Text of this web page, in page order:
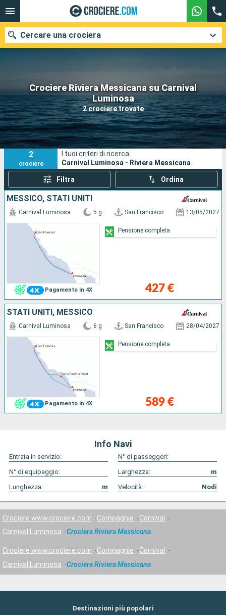
Crociere Riviera Messicana su Carnival
Luminosa
2 crociere trovate
Cercare una crociera
Le nostre destinazioni
Mesi di partenza
Porti Compagnie
Ricerca
2
crociere
I tuoi criteri di ricerca:
Carnival Luminosa - Riviera Messicana
Filtra Ordina
MESSICO, STATI UNITI
Pagamento in 4X
Carnival Luminosa 5 g San Francisco 13/05/2027
427 €
Pensione completa
STATI UNITI, MESSICO
Pagamento in 4X
Carnival Luminosa 6 g San Francisco 28/04/2027
589 €
Pensione completa
Info Navi
Entrata in servizio:
N° di passeggeri:
N° di equipaggio:
Larghezza:
m
Lunghezza:
m Velocità: Nodi
Crociere www.crociere.com Compagnie
Carnival
Carnival Luminosa
Crociere Riviera Messicana
Crociere www.crociere.com Compagnie
Carnival
Carnival Luminosa
Crociere Riviera Messicana
Destinazioni più popolari